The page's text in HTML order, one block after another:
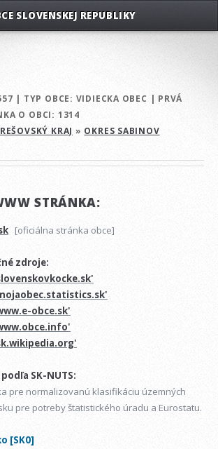
| TYP OBCE: VIDIECKA OBEC | PRVÁ
O OBCI: 1314
KRAJ » OKRES SABINOV
STRÁNKA:
[oficiálna stránka obce]
zdroje:
obce.sk'
SK-NUTS:
pre normalizovanú klasifikáciu územných
pre potreby štatistického úradu a Eurostatu.
[SK0]
SLOVENSKEJ REPUBLIKY